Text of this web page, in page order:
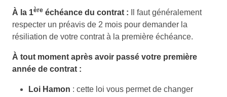
À la 1ère échéance du contrat :
Il faut généralement
respecter un préavis de 2 mois pour demander la
résiliation de votre contrat à la première échéance.
À tout moment après avoir passé votre première
année de contrat :
Loi Hamon : cette loi vous permet de changer